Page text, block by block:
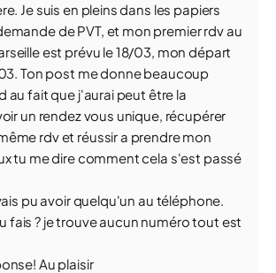
Je suis en pleins dans les papiers
de PVT, et mon premier rdv au
est prévu le 18/03, mon départ
Ton post me donne beaucoup
au fait que j'aurai peut être la
un rendez vous unique, récupérer
rdv et réussir a prendre mon
tu me dire comment cela s'est passé
pu avoir quelqu'un au téléphone.
fais ? je trouve aucun numéro tout est
Au plaisir